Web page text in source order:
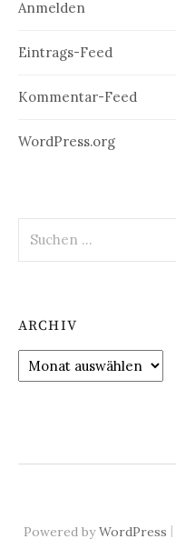
Anmelden
Eintrags-Feed
Kommentar-Feed
WordPress.org
nach:
ARCHIV
Archiv
Powered byWordPress |